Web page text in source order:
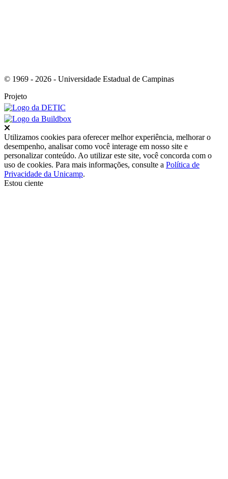
© 1969 - 2026 - Universidade Estadual de Campinas
Projeto
Utilizamos cookies para oferecer melhor experiência, melhorar o
desempenho, analisar como você interage em nosso site e
personalizar conteúdo. Ao utilizar este site, você concorda com o
uso de cookies. Para mais informações, consulte a Política de
Privacidade da Unicamp.
Estou ciente